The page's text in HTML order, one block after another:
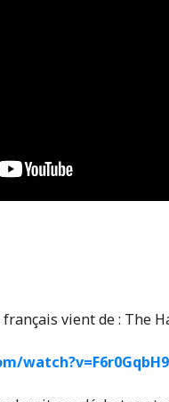
vient de : The